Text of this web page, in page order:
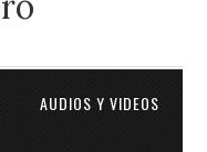
AUDIOS Y VIDEOS